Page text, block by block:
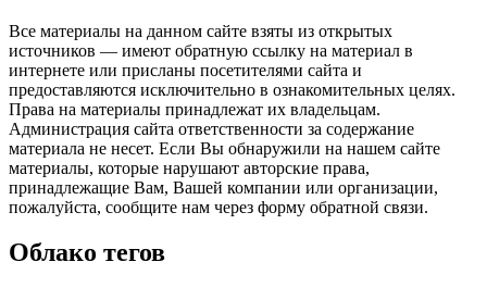
Все материалы на данном сайте взяты из открытых
источников — имеют обратную ссылку на материал в
интернете или присланы посетителями сайта и
предоставляются исключительно в ознакомительных целях.
Права на материалы принадлежат их владельцам.
Администрация сайта ответственности за содержание
материала не несет. Если Вы обнаружили на нашем сайте
материалы, которые нарушают авторские права,
принадлежащие Вам, Вашей компании или организации,
пожалуйста, сообщите нам через форму обратной связи.
Облако тегов